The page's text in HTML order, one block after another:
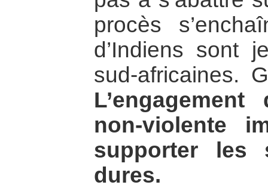
procès
d’Indiens sont
sud-africaines.
non-violente
supporter les
dures.